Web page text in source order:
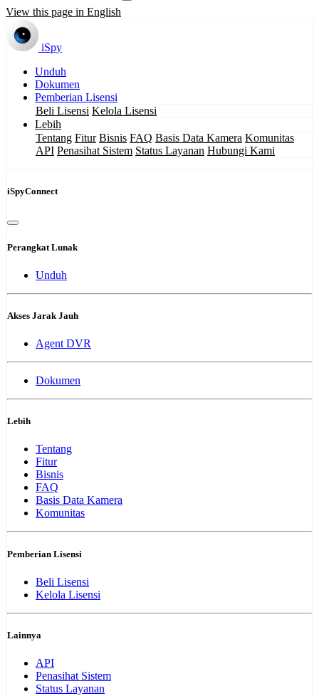
View this page in English
iSpy
Unduh
Dokumen
Pemberian Lisensi
Beli Lisensi Kelola Lisensi
Lebih
Tentang Fitur Bisnis FAQ Basis Data Kamera Komunitas
API Penasihat Sistem Status Layanan Hubungi Kami
iSpyConnect
Perangkat Lunak
Unduh
Akses Jarak Jauh
Agent DVR
Dokumen
Lebih
Tentang
Fitur
Bisnis
FAQ
Basis Data Kamera
Komunitas
Pemberian Lisensi
Beli Lisensi
Kelola Lisensi
Lainnya
API
Penasihat Sistem
Status Layanan